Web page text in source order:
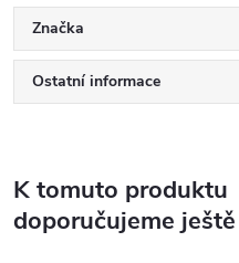
Značka
Ostatní informace
K tomuto produktu
doporučujeme